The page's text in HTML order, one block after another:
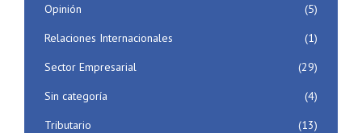
Opinión
(5)
Relaciones Internacionales
(1)
Sector Empresarial
(29)
Sin categoría
(4)
Tributario
(13)